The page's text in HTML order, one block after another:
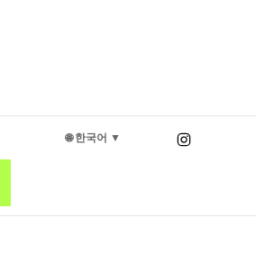
🌐 한국어 ▼